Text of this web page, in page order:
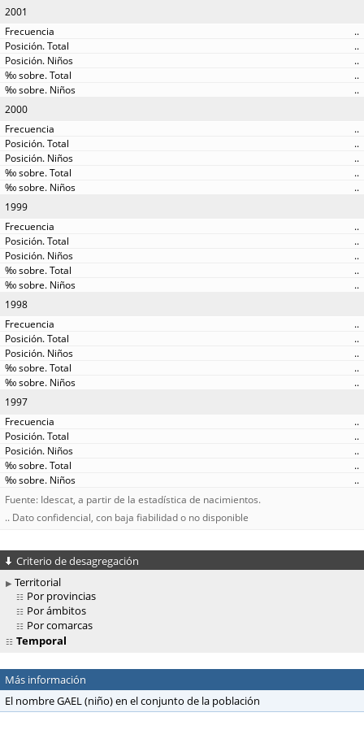
2001
..
..
..
..
..
2000
..
..
..
..
..
1999
..
..
..
..
..
1998
..
..
..
..
..
1997
..
..
..
..
..
Fuente: Idescat, a partir de la estadística de nacimientos.
.. Dato confidencial, con baja fiabilidad o no disponible
Criterio de desagregación
Territorial
Por provincias
Por ámbitos
Por comarcas
Temporal
Más información
El nombre GAEL (niño) en el conjunto de la población